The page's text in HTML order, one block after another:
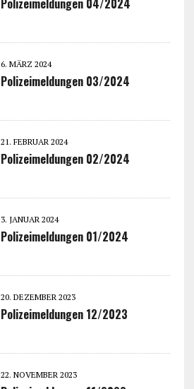
Polizeimeldungen 04/2024
6. MÄRZ 2024
Polizeimeldungen 03/2024
21. FEBRUAR 2024
Polizeimeldungen 02/2024
3. JANUAR 2024
Polizeimeldungen 01/2024
20. DEZEMBER 2023
Polizeimeldungen 12/2023
22. NOVEMBER 2023